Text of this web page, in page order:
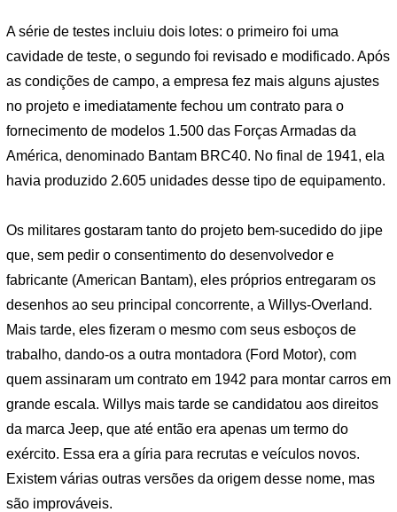
A série de testes incluiu dois lotes: o primeiro foi uma
cavidade de teste, o segundo foi revisado e modificado. Após
as condições de campo, a empresa fez mais alguns ajustes
no projeto e imediatamente fechou um contrato para o
fornecimento de modelos 1.500 das Forças Armadas da
América, denominado Bantam BRC40. No final de 1941, ela
havia produzido 2.605 unidades desse tipo de equipamento.
Os militares gostaram tanto do projeto bem-sucedido do jipe ​​
que, sem pedir o consentimento do desenvolvedor e
fabricante (American Bantam), eles próprios entregaram os
desenhos ao seu principal concorrente, a Willys-Overland.
Mais tarde, eles fizeram o mesmo com seus esboços de
trabalho, dando-os a outra montadora (Ford Motor), com
quem assinaram um contrato em 1942 para montar carros em
grande escala. Willys mais tarde se candidatou aos direitos
da marca Jeep, que até então era apenas um termo do
exército. Essa era a gíria para recrutas e veículos novos.
Existem várias outras versões da origem desse nome, mas
são improváveis.